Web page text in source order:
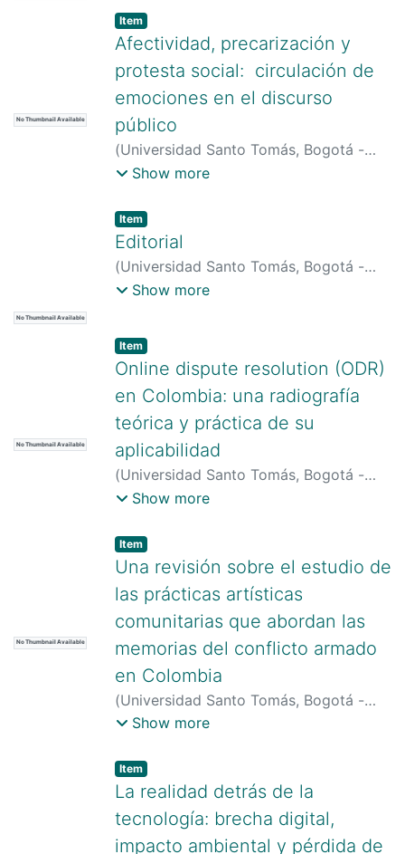
No Thumbnail Available
Item type:
Item,
Afectividad, precarización y
protesta social: circulación de
emociones en el discurso
público
(Universidad Santo Tomás, Bogotá -
Colombia)Peña Castellanos, Marcela
Show more
No Thumbnail Available
Item type:
Item,
Editorial
(Universidad Santo Tomás, Bogotá -
Colombia)Aparicio-Gómez, Oscar-
Show more
No Thumbnail Available
Item type:
Item,
Online dispute resolution (ODR)
en Colombia: una radiografía
teórica y práctica de su
aplicabilidad
(Universidad Santo Tomás, Bogotá -
Colombia)Carrillo Cruz, Yudy Andrea
´éspedes Gutiérrez, Oscar Yesid
Caycedo Guio, Rosa María
Show more
No Thumbnail Available
Item type:
Item,
Una revisión sobre el estudio de
las prácticas artísticas
comunitarias que abordan las
memorias del conflicto armado
en Colombia
(Universidad Santo Tomás, Bogotá -
Colombia)Ramos-Delgado, David
Show more
Item type:
Item,
La realidad detrás de la
tecnología: brecha digital,
impacto ambiental y pérdida de